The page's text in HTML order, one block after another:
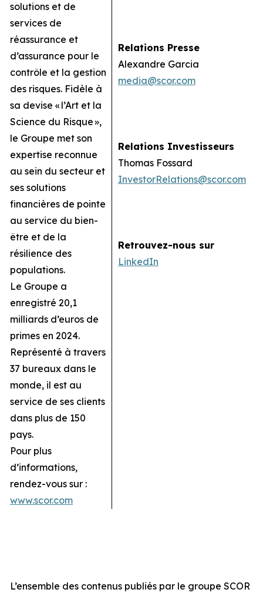
solutions et de
services de
réassurance et
d’assurance pour le
contrôle et la gestion
des risques. Fidèle à
sa devise « l’Art et la
Science du Risque »,
le Groupe met son
expertise reconnue
au sein du secteur et
ses solutions
financières de pointe
au service du bien-
être et de la
résilience des
populations.
Le Groupe a
enregistré 20,1
milliards d’euros de
primes en 2024.
Représenté à travers
37 bureaux dans le
monde, il est au
service de ses clients
dans plus de 150
pays.
Pour plus
d’informations,
rendez-vous sur :
www.scor.com
Relations Presse
Alexandre Garcia
media@scor.com
Relations Investisseurs
Thomas Fossard
InvestorRelations@scor.com
Retrouvez-nous sur
LinkedIn
L’ensemble des contenus publiés par le groupe SCOR